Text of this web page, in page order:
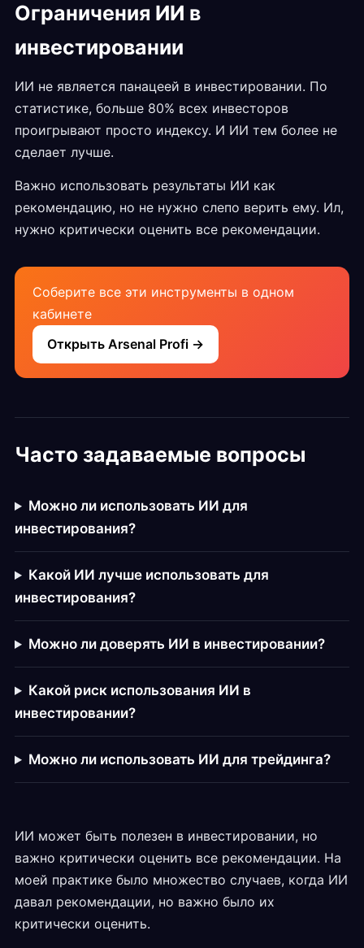
Ограничения ИИ в
инвестировании
ИИ не является панацеей в инвестировании. По
статистике, больше 80% всех инвесторов
проигрывают просто индексу. И ИИ тем более не
сделает лучше.
Важно использовать результаты ИИ как
рекомендацию, но не нужно слепо верить ему. Ил,
нужно критически оценить все рекомендации.
Соберите все эти инструменты в одном
кабинете
Открыть Arsenal Profi →
Часто задаваемые вопросы
Можно ли использовать ИИ для
инвестирования?
Какой ИИ лучше использовать для
инвестирования?
Можно ли доверять ИИ в инвестировании?
Какой риск использования ИИ в
инвестировании?
Можно ли использовать ИИ для трейдинга?
ИИ может быть полезен в инвестировании, но
важно критически оценить все рекомендации. На
моей практике было множество случаев, когда ИИ
давал рекомендации, но важно было их
критически оценить.